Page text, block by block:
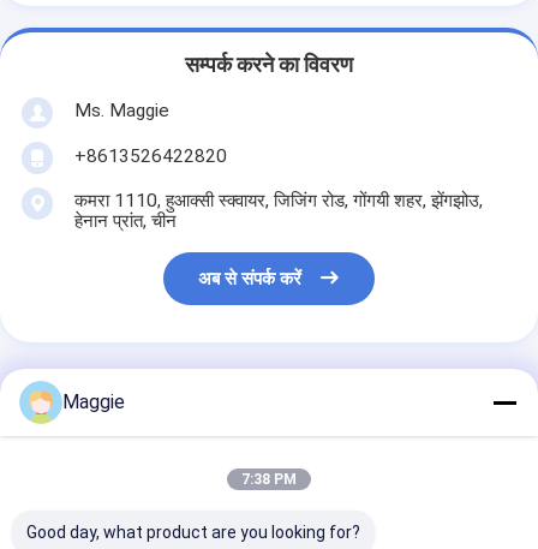
सम्पर्क करने का विवरण
Ms. Maggie
+8613526422820
कमरा 1110, हुआक्सी स्क्वायर, जिजिंग रोड, गोंगयी शहर, झेंगझोउ,
हेनान प्रांत, चीन
अब से संपर्क करें
औद्योगिक बड़े कंपन स्क्रीन पत्थर
विभाजक
Maggie
7:38 PM
Good day, what product are you looking for?